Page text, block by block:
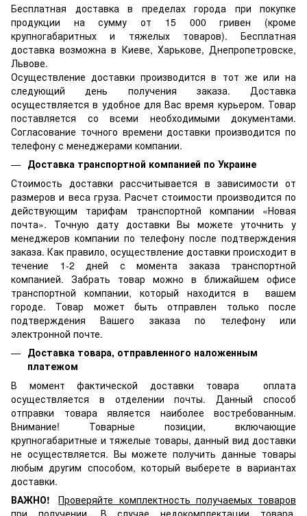
Бесплатная доставка в пределах города при покупке
продукции на сумму от 15 000 гривен (кроме
крупногабаритных и тяжелых товаров). Бесплатная
доставка возможна в Киеве, Харькове, Днепропетровске,
Львове.
Осуществление доставки производится в тот же или на
следующий день получения заказа. Доставка
осуществляется в удобное для Вас время курьером. Товар
поставляется со всеми необходимыми документами.
Согласование точного времени доставки производится по
телефону с менеджерами компании.
Доставка транспортной компанией по Украине
Стоимость доставки рассчитывается в зависимости от
размеров и веса груза. Расчет стоимости производится по
действующим тарифам транспортной компании «Новая
почта». Точную дату доставки Вы можете уточнить у
менеджеров компании по телефону после подтверждения
заказа. Как правило, осуществление доставки происходит в
течение 1-2 дней с момента заказа транспортной
компанией. Забрать товар можно в ближайшем офисе
транспортной компании, который находится в вашем
городе. Товар может быть отправлен только после
подтверждения Вашего заказа по телефону или
электронной почте.
Доставка товара, отправленного наложенным
платежом
В момент фактической доставки товара оплата
осуществляется в отделении почты. Данный способ
отправки товара является наиболее востребованным.
Внимание! Товарные позиции, включающие
крупногабаритные и тяжелые товары, данный вид доставки
не осуществляется. Вы можете получить данные товары
любым другим способом, который выберете в вариантах
доставки.
ВАЖНО!
Проверяйте комплектность получаемых товаров